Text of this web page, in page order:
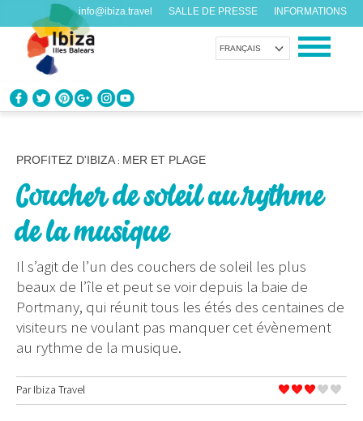
FRANÇAIS
info@ibiza.travel SALLE DE PRESSE INFORMATIONS
PROFITEZ D’IBIZA
Chaque jour quelque chose de nouveau
ORGANISER VOTRE VOYAGE
Avant de nous rendre visite
SUR LA CARTE
PROFITEZ D'IBIZA : MER ET PLAGE
Coucher de soleil au rythme
de la musique
Il s’agit de l’un des couchers de soleil les plus
beaux de l’île et peut se voir depuis la baie de
Portmany, qui réunit tous les étés des centaines de
visiteurs ne voulant pas manquer cet évènement
au rythme de la musique.
ParIbiza Travel